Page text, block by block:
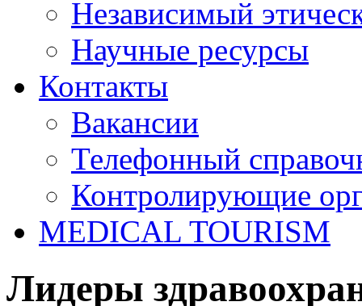
Независимый
Научные ресурсы
Контакты
Вакансии
Телефонный
Контролирующие
MEDICAL TOURISM
Лидеры